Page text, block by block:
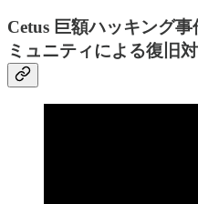
Cetus 巨額ハッキング
ミュニティによる復旧